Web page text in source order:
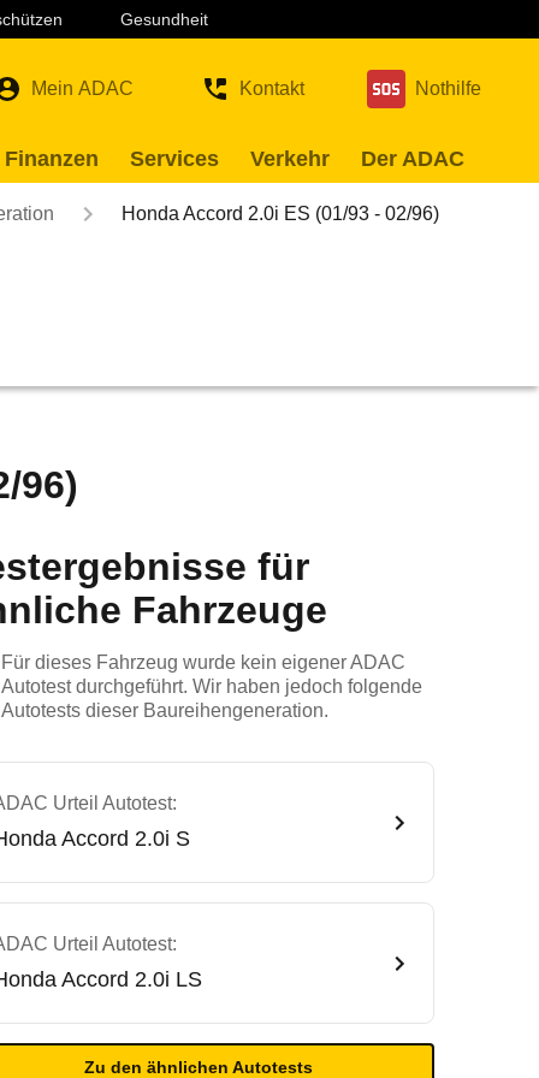
Gesundheit
Mein ADAC Kontakt Nothilfe
Services Verkehr Der ADAC
Honda Accord 2.0i ES (01/93 - 02/96)
96)
für
Fahrzeuge
Für dieses Fahrzeug wurde kein eigener ADAC
Autotest durchgeführt. Wir haben jedoch folgende
Autotests dieser Baureihengeneration.
Urteil Autotest:
Accord 2.0i S
Urteil Autotest:
Accord 2.0i LS
Zu den ähnlichen Autotests